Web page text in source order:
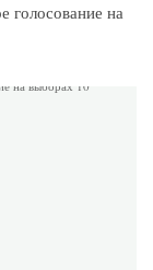
голосование на